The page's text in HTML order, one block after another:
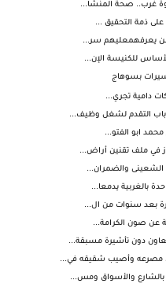
غرب.. صحة المنشا...
من يعرفهمعليهم سر...
للكنيسة الإن...
بسوهاج
دامية تجري...
باب التقدم لشغل وظيف...
محمد ابو الفتو...
في ملف تقنين أراض...
الشعينى والضمران...
بالغربية يدمعا...
بعد سنوات من ال...
عن صون الكرامة...
دون تأشيرة مسبقة...
مصرعه وأصيب شقيقه في...
والأسواق ومس...